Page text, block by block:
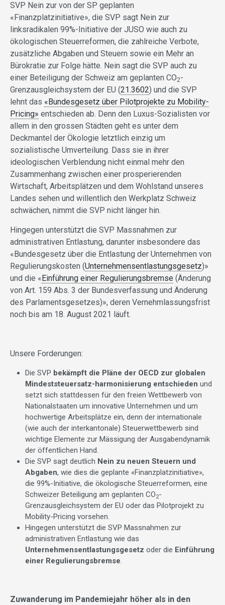
SVP Nein zur von der SP geplanten
«Finanzplatzinitiative», die SVP sagt Nein zur
linksradikalen 99%-Initiative der JUSO wie auch zu
ökologischen Steuerreformen, die zahlreiche Verbote,
zusätzliche Abgaben und Steuern sowie ein Mehr an
Bürokratie zur Folge hätte. Nein sagt die SVP auch zu
einer Beteiligung der Schweiz am geplanten CO2-
Grenzausgleichsystem der EU (21.3602) und die SVP
lehnt das «Bundesgesetz über Pilotprojekte zu Mobility-
Pricing» entschieden ab. Denn den Luxus-Sozialisten vor
allem in den grossen Städten geht es unter dem
Deckmantel der Ökologie letztlich einzig um
sozialistische Umverteilung. Dass sie in ihrer
ideologischen Verblendung nicht einmal mehr den
Zusammenhang zwischen einer prosperierenden
Wirtschaft, Arbeitsplätzen und dem Wohlstand unseres
Landes sehen und willentlich den Werkplatz Schweiz
schwächen, nimmt die SVP nicht länger hin.
Hingegen unterstützt die SVP Massnahmen zur
administrativen Entlastung, darunter insbesondere das
«Bundesgesetz über die Entlastung der Unternehmen von
Regulierungskosten (Unternehmensentlastungsgesetz)»
und die «Einführung einer Regulierungsbremse (Änderung
von Art. 159 Abs. 3 der Bundesverfassung und Änderung
des Parlamentsgesetzes)», deren Vernehmlassungsfrist
noch bis am 18. August 2021 läuft.
Unsere Forderungen:
Die SVP bekämpft die Pläne der OECD zur globalen
Mindeststeuersatz-harmonisierung entschieden und
setzt sich stattdessen für den freien Wettbewerb von
Nationalstaaten um innovative Unternehmen und um
hochwertige Arbeitsplätze ein, denn der internationale
(wie auch der interkantonale) Steuerwettbewerb sind
wichtige Elemente zur Mässigung der Ausgabendynamik
der öffentlichen Hand.
Die SVP sagt deutlich Nein zu neuen Steuern und
Abgaben, wie dies die geplante «Finanzplatzinitiative»,
die 99%-Initiative, die ökologische Steuerreformen, eine
Schweizer Beteiligung am geplanten CO2-
Grenzausgleichsystem der EU oder das Pilotprojekt zu
Mobility-Pricing vorsehen.
Hingegen unterstützt die SVP Massnahmen zur
administrativen Entlastung wie das
Unternehmensentlastungsgesetz oder die Einführung
einer Regulierungsbremse.
Zuwanderung im Pandemiejahr höher als in den